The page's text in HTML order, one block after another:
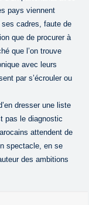
pays viennent
ses cadres, faute de
que de procurer à
que l’on trouve
avec leurs
par s’écrouler ou
dresser une liste
pas le diagnostic
attendent de
spectacle, en se
des ambitions